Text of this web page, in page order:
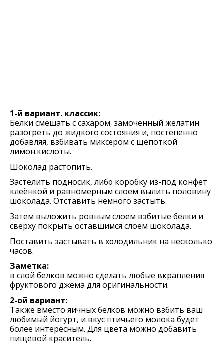
1-й вариант. классик:
Белки смешать с сахаром, замоченный желатин
разогреть до жидкого состояния и, постепенно
добавляя, взбивать миксером с щепоткой
лимон.кислоты.
Шоколад растопить.
Застелить подносик, либо коробку из-под конфет
клеёнкой и равномерным слоем вылить половину
шоколада. Отставить немного застыть.
Затем выложить ровным слоем взбитые белки и
сверху покрыть оставшимся слоем шоколада.
Поставить застывать в холодильник на несколько
часов.
Заметка:
в слой белков можно сделать любые вкрапления
фруктового джема для оригинальности.
2-ой вариант:
Также вместо яичных белков можно взбить ваш
любимый йогурт, и вкус птичьего молока будет
более интересным. Для цвета можно добавить
пищевой краситель.